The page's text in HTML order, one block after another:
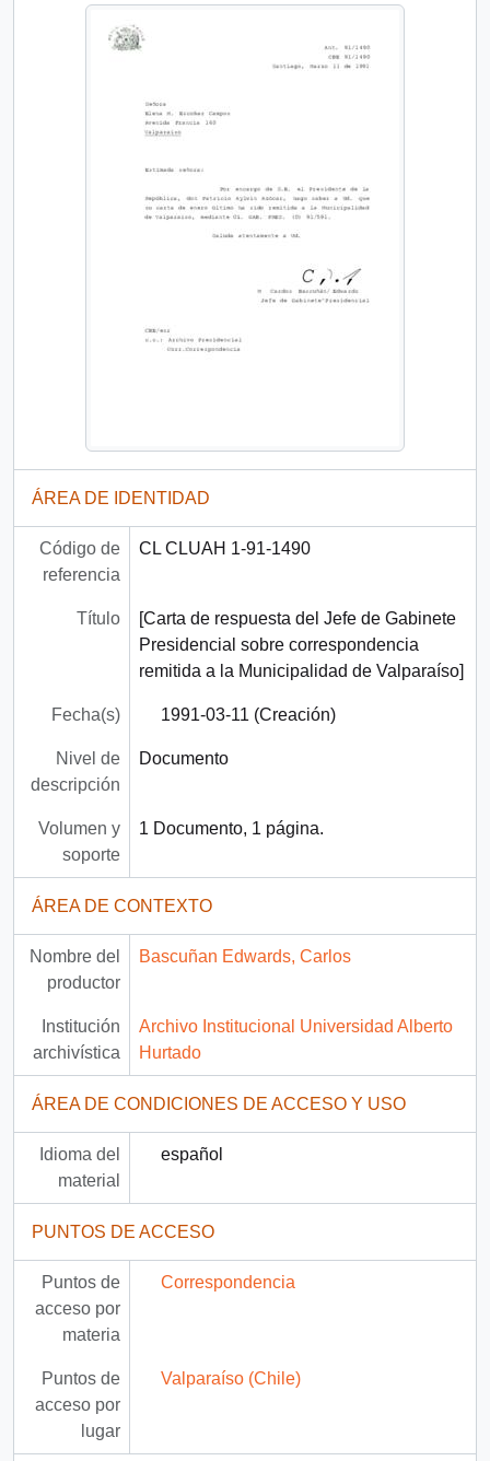
ÁREA DE IDENTIDAD
Código de
referencia
CL CLUAH 1-91-1490
Título
[Carta de respuesta del Jefe de Gabinete
Presidencial sobre correspondencia
remitida a la Municipalidad de Valparaíso]
Fecha(s) 1991-03-11 (Creación)
Nivel de
descripción
Documento
Volumen y
soporte
1 Documento, 1 página.
ÁREA DE CONTEXTO
Nombre del
productor
Bascuñan Edwards, Carlos
Institución
archivística
Archivo Institucional Universidad Alberto
Hurtado
ÁREA DE CONDICIONES DE ACCESO Y USO
Idioma del
material
español
PUNTOS DE ACCESO
Puntos de
acceso por
materia
Correspondencia
Puntos de
acceso por
lugar
Valparaíso (Chile)